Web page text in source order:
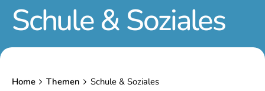
Schule & Soziales
Home Themen Schule & Soziales